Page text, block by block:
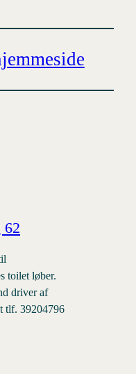
62
toilet løber.
driver af
tlf. 39204796